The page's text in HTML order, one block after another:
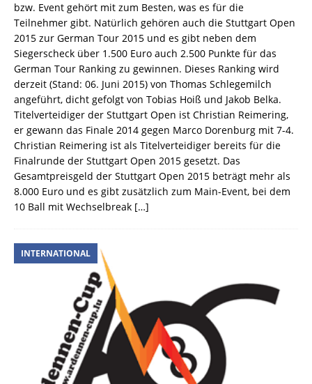
bzw. Event gehört mit zum Besten, was es für die
Teilnehmer gibt. Natürlich gehören auch die Stuttgart Open
2015 zur German Tour 2015 und es gibt neben dem
Siegerscheck über 1.500 Euro auch 2.500 Punkte für das
German Tour Ranking zu gewinnen. Dieses Ranking wird
derzeit (Stand: 06. Juni 2015) von Thomas Schlegemilch
angeführt, dicht gefolgt von Tobias Hoiß und Jakob Belka.
Titelverteidiger der Stuttgart Open ist Christian Reimering,
er gewann das Finale 2014 gegen Marco Dorenburg mit 7-4.
Christian Reimering ist als Titelverteidiger bereits für die
Finalrunde der Stuttgart Open 2015 gesetzt. Das
Gesamtpreisgeld der Stuttgart Open 2015 beträgt mehr als
8.000 Euro und es gibt zusätzlich zum Main-Event, bei dem
10 Ball mit Wechselbreak […]
INTERNATIONAL